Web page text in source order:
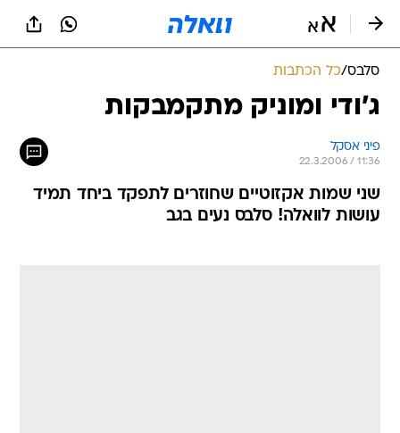
סלבס/כל הכתבות
ג'ודי ומוניק מתקמבקות
פיני אסקל
22.3.2006 / 11:36
שני שמות אקזוטיים שחוזרים לתפקד ביחד תמיד
עושות לוואלה! סלבס נעים בגב